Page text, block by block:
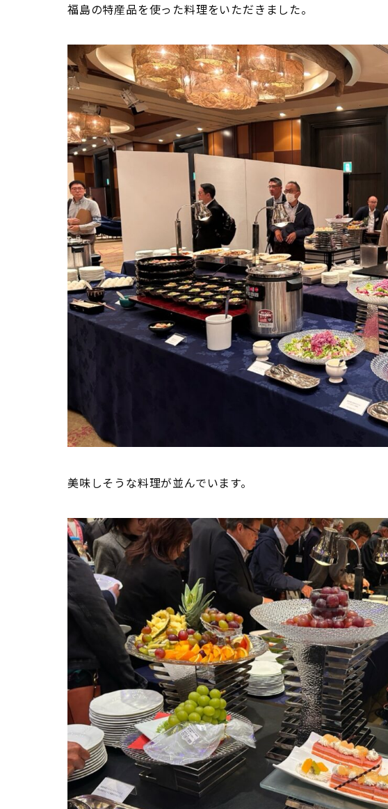
福島の特産品を使った料理をいただきました。
美味しそうな料理が並んでいます。